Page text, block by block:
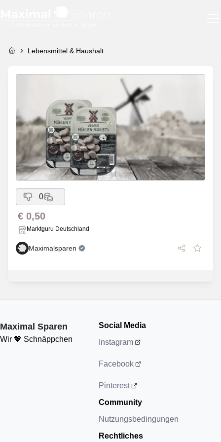
Lebensmittel & Haushalt
0
€ 0,50
Marktguru Deutschland
Maximalsparen
Maximal Sparen
Wir 💖 Schnäppchen
Social Media
Instagram
Facebook
Pinterest
Community
Nutzungsbedingungen
Rechtliches